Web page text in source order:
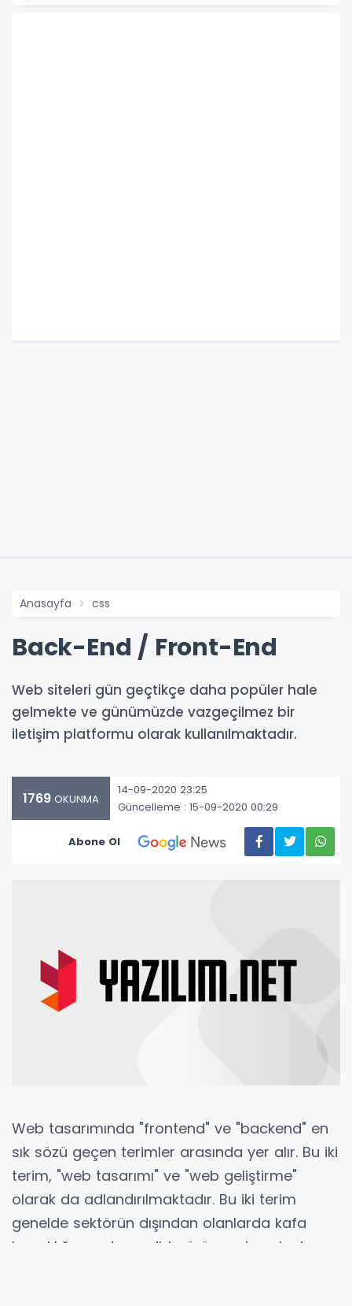
Anasayfa css
Back-End / Front-End
Web siteleri gün geçtikçe daha popüler hale
gelmekte ve günümüzde vazgeçilmez bir
iletişim platformu olarak kullanılmaktadır.
1769 OKUNMA
14-09-2020 23:25
Güncelleme : 15-09-2020 00:29
Abone Ol
Web tasarımında "frontend" ve "backend" en
sık sözü geçen terimler arasında yer alır. Bu iki
terim, "web tasarımı" ve "web geliştirme"
olarak da adlandırılmaktadır. Bu iki terim
genelde sektörün dışından olanlarda kafa
karışıklığı yaratıyor gibi görünse de aslında